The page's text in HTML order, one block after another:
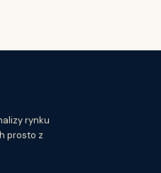
rynku
prosto z